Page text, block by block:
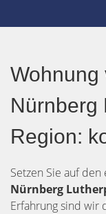
Wohnung
Nürnberg
Region:
Setzen Sie auf
Nürnberg
Erfahrung sind wir